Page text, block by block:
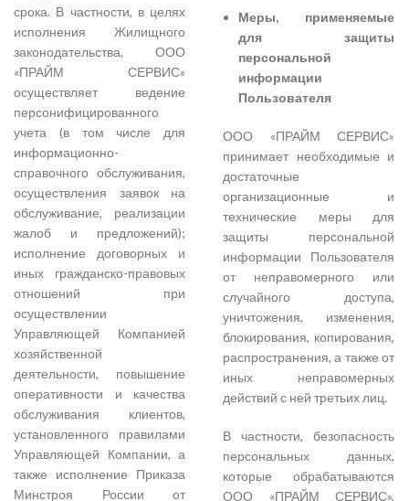
срока. В частности, в целях
исполнения Жилищного
законодательства, ООО
«ПРАЙМ СЕРВИС»
осуществляет ведение
персонифицированного
учета (в том числе для
информационно-
справочного обслуживания,
осуществления заявок на
обслуживание, реализации
жалоб и предложений);
исполнение договорных и
иных гражданско-правовых
отношений при
осуществлении
Управляющей Компанией
хозяйственной
деятельности, повышение
оперативности и качества
обслуживания клиентов,
установленного правилами
Управляющей Компании, а
также исполнение Приказа
Минстроя России от
Меры, применяемые
для защиты
персональной
информации
Пользователя
ООО «ПРАЙМ СЕРВИС»
принимает необходимые и
достаточные
организационные и
технические меры для
защиты персональной
информации Пользователя
от неправомерного или
случайного доступа,
уничтожения, изменения,
блокирования, копирования,
распространения, а также от
иных неправомерных
действий с ней третьих лиц.
В частности, безопасность
персональных данных,
которые обрабатываются
ООО «ПРАЙМ СЕРВИС»,